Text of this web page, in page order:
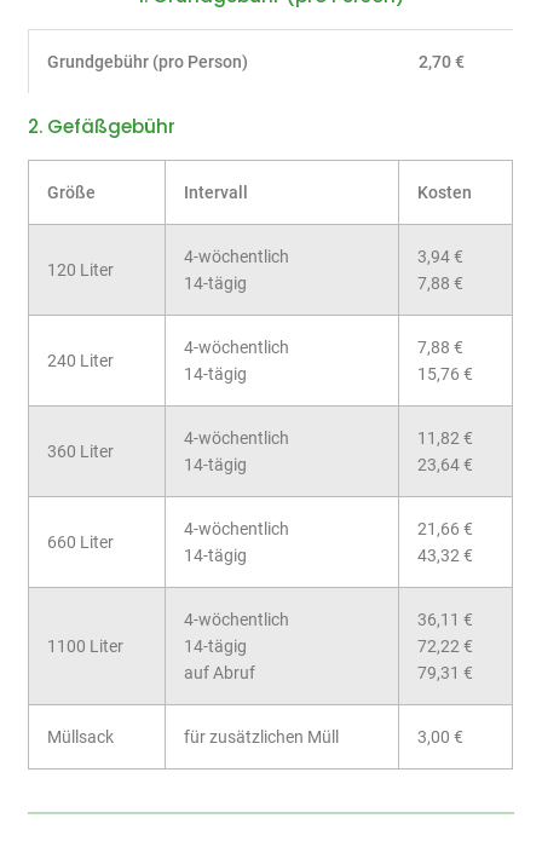
Grundgebühr (pro Person) 2,70 €
2. Gefäßgebühr
Größe Intervall Kosten
120 Liter
4-wöchentlich
14-tägig
3,94 €
7,88 €
240 Liter
4-wöchentlich
14-tägig
7,88 €
15,76 €
360 Liter
4-wöchentlich
14-tägig
11,82 €
23,64 €
660 Liter
4-wöchentlich
14-tägig
21,66 €
43,32 €
1100 Liter
4-wöchentlich
14-tägig
auf Abruf
36,11 €
72,22 €
79,31 €
Müllsack für zusätzlichen Müll 3,00 €